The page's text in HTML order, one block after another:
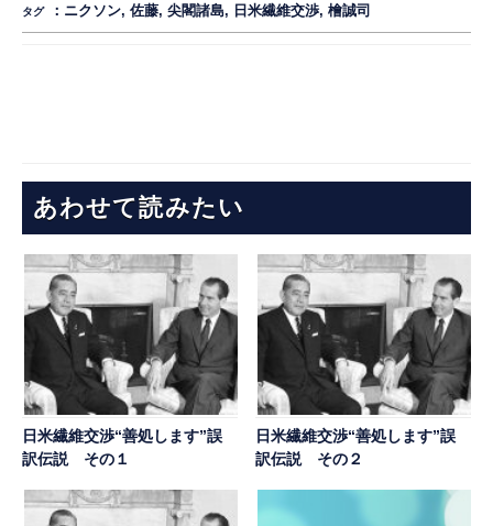
タグ ： ニクソン,佐藤,尖閣諸島, 日米繊維交渉,檜誠司
あわせて読みたい
日米繊維交渉“善処します”誤
訳伝説 その１
日米繊維交渉“善処します”誤
訳伝説 その２